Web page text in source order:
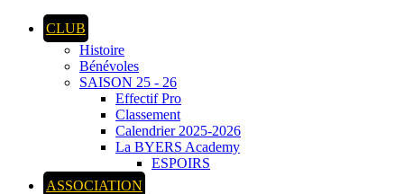
CLUB
Histoire
Bénévoles
SAISON 25 - 26
Effectif Pro
Classement
Calendrier 2025-2026
La BYERS Academy
ESPOIRS
ASSOCIATION